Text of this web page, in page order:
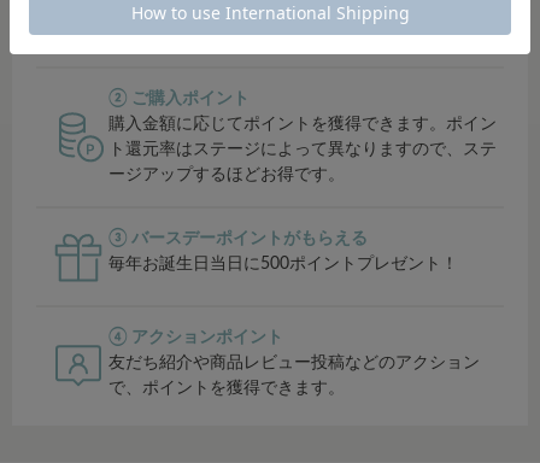
会員限定のシークレットセールでお得にお買い物で
きます。
② ご購入ポイント
購入金額に応じてポイントを獲得できます。ポイン
ト還元率はステージによって異なりますので、ステ
ージアップするほどお得です。
③ バースデーポイントがもらえる
毎年お誕生日当日に500ポイントプレゼント！
④ アクションポイント
友だち紹介や商品レビュー投稿などのアクション
で、ポイントを獲得できます。